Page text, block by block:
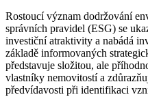
Rostoucí význam dodržování
správních pravidel (ESG) se
investiční atraktivity a nabádá
základě informovaných
představuje složitou, ale
vlastníky nemovitostí a
předvídavosti při identifikaci